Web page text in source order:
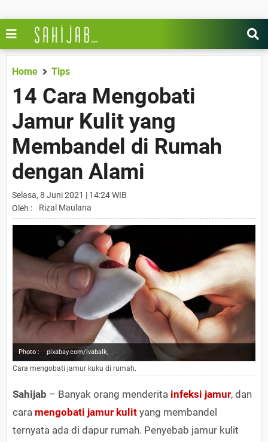
Home Tips
14 Cara Mengobati
Jamur Kulit yang
Membandel di Rumah
dengan Alami
Selasa, 8 Juni 2021 | 14:24 WIB
Oleh :
Rizal Maulana
Photo : pixabay.com/ivabalk,
Cara mengobati jamur kuku di rumah.
Sahijab – Banyak orang menderita infeksi jamur, dan
cara mengobati jamur kulit yang membandel
ternyata ada di dapur rumah. Penyebab jamur kulit